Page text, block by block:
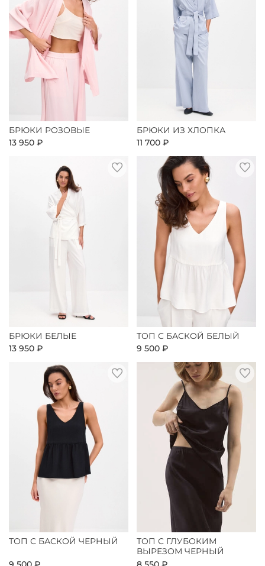
БРЮКИ РОЗОВЫЕ
13 950 ₽
БРЮКИ ИЗ ХЛОПКА
11 700 ₽
БРЮКИ БЕЛЫЕ
13 950 ₽
ТОП С БАСКОЙ БЕЛЫЙ
9 500 ₽
ТОП С БАСКОЙ ЧЕРНЫЙ
ТОП С ГЛУБОКИМ
ВЫРЕЗОМ ЧЕРНЫЙ